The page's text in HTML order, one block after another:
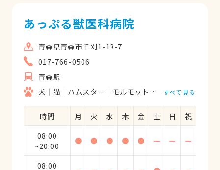
あっぷる獣医科病院
青森県青森市千刈1-13-7
017-766-0506
青森駅
犬
猫 ハムスター モルモット フェレット
すべて見る
時間 月 火 水 木 金 土 日
祝
08:00
~20:00
● ● ● ● ● ー ー ー
08:00